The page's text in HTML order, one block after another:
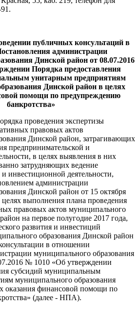
публичных консультаций в
администрации
Динской район от 08.07.2016
Порядка предоставления
унитарным предприятиям
Динской район в целях
помощи по предупреждению
банкротства»
проведения экспертизы
правовых актов
Динской район, затрагивающих
предпринимательской и
в целях выявления в них
затрудняющих ведение
инвестиционной деятельности,
администрации
Динской район от 15 октября
целях выполнения плана проведения
правовых актов муниципального
на первое полугодие 2017 года,
развития и инвестиций
образования Динской район
в отношении
муниципального образования
№ 1010 «Об утверждении
субсидий муниципальным
муниципального образования
оказания финансовой помощи по
(далее - НПА).